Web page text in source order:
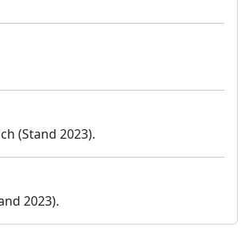
(Stand 2023).
2023).